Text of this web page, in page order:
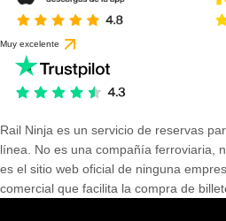
Muy excelente
Rail Ninja es un servicio de reservas
línea. No es una compañía ferroviaria,
es el sitio web oficial de ninguna
comercial que facilita la compra de